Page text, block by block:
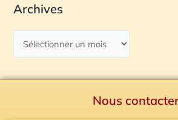
Archives
Nous